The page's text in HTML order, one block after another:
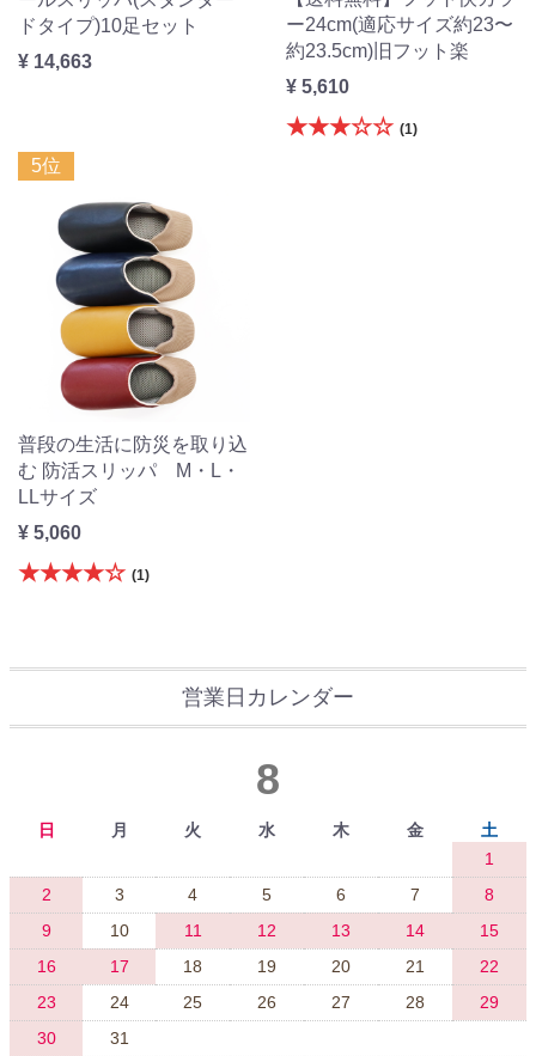
ドタイプ)10足セット
¥ 14,663
ー24cm(適応サイズ約23〜
約23.5cm)旧フット楽
¥ 5,610
★★★☆☆ (1)
5位
普段の生活に防災を取り込
む 防活スリッパ M・L・
LLサイズ
¥ 5,060
★★★★☆ (1)
営業日カレンダー
8
日 月 火 水 木 金
土
1
2
3 4 5 6 7
8
9
10 11 12 13 14
15
16
17 18 19 20 21
22
23
24 25 26 27 28
29
30
31